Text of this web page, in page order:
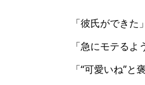
「彼氏ができた」
「急にモテるよ
「“可愛いね”と